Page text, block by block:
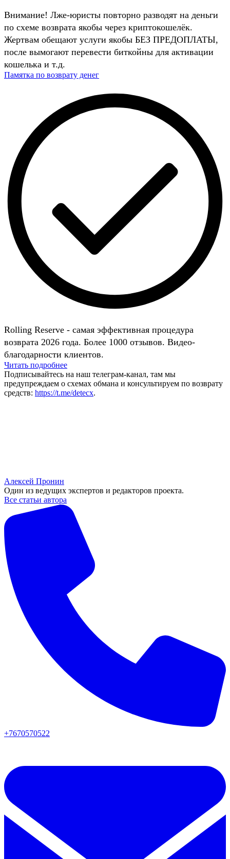
Внимание! Лже-юристы повторно разводят на деньги
по схеме возврата якобы через криптокошелёк.
Жертвам обещают услуги якобы БЕЗ ПРЕДОПЛАТЫ,
после вымогают перевести биткойны для активации
кошелька и т.д.
Памятка по возврату денег
Rolling Reserve - самая эффективная процедура
возврата 2026 года. Более 1000 отзывов. Видео-
благодарности клиентов.
Читать подробнее
Подписывайтесь на наш телеграм-канал, там мы
предупреждаем о схемах обмана и консультируем по возврату
средств: https://t.me/detecx.
Алексей Пронин
Один из ведущих экспертов и редакторов проекта.
Все статьи автора
+7670570522